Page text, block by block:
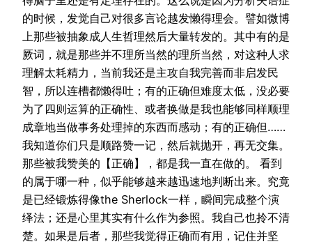
的时候，发觉自己对很多言论越发懒得理会。譬如微博
上那些被抽象成人生哲理然后大量转发的。其中有的是
厥词，就是那些并不理所当然的理所当然，对这种人求
理解太耗精力，当前我还是主攻自我完善而非启发民
智，所以连槽都懒得吐；有的正确但难度太低，没必要
为了四则运算的正确性、或者换做是我也能够同样顺理
成章地当做事务处理掉的东西而感动；有的正确但……
我知道你们只是顺路赞一记，然后就抛开，再无交集。
那些被我赞美的【正确】，都是我一直在做的。 看到
的属于哪一种，似乎能够越来越迅速地判断出来。究竟
是已经锻炼得像the Sherlock一样，瞬间完成整个演
绎法；还是心里其实有什么作为参照。我自己也拎不清
楚。如果是后者，那些我觉得正确而有用，记住并坚